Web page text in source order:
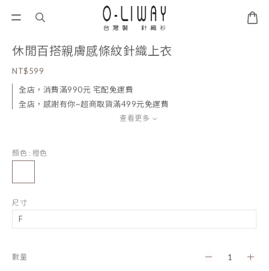
休閒百搭親膚感條紋針織上衣
NT$599
全店，消費滿990元 宅配免運費
全店，感謝有你~超商取貨滿499元免運費
查看更多
顏色 : 橙色
尺寸
數量